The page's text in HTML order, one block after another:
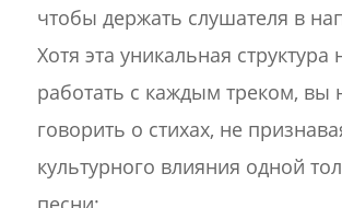
чтобы держать слушателя в
Хотя эта уникальная структура
работать с каждым треком, вы
говорить о стихах, не
культурного влияния одной